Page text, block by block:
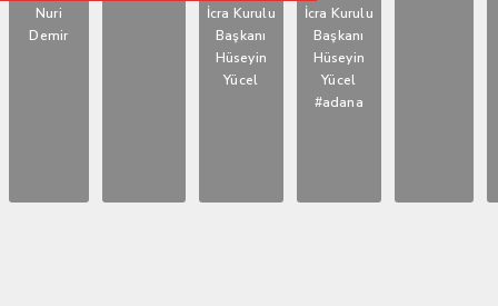
Nuri
Demir
İcra Kurulu
Başkanı
Hüseyin
Yücel
İcra Kurulu
Başkanı
Hüseyin
Yücel
#adana
KAVUŞUYOR